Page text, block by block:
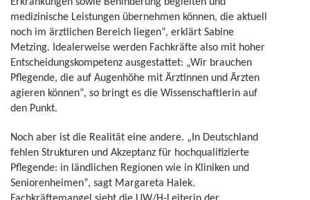
medizinische Leistungen übernehmen können, die aktuell
noch im ärztlichen Bereich liegen“, erklärt Sabine
Metzing. Idealerweise werden Fachkräfte also mit hoher
Entscheidungskompetenz ausgestattet: „Wir brauchen
Pflegende, die auf Augenhöhe mit Ärztinnen und Ärzten
agieren können“, so bringt es die Wissenschaftlerin auf
den Punkt.
Noch aber ist die Realität eine andere. „In Deutschland
fehlen Strukturen und Akzeptanz für hochqualifizierte
Pflegende: in ländlichen Regionen wie in Kliniken und
Seniorenheimen“, sagt Margareta Halek.